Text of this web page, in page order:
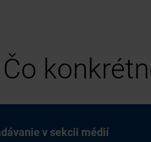
v sekcii médií